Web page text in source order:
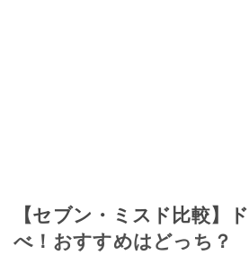
【セブン・ミスド比較】
べ！おすすめはどっち？